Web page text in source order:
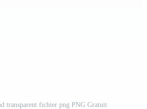
transparent fichier png PNG Gratuit